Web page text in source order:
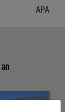
APA